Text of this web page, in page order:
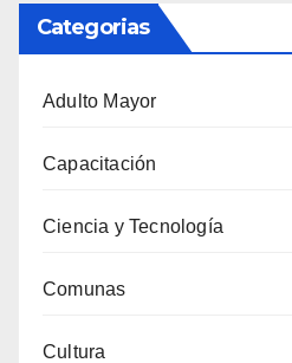
Categorias
Adulto Mayor
Capacitación
Ciencia y Tecnología
Comunas
Cultura